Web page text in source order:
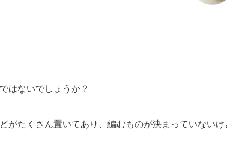
はないでしょうか？
がたくさん置いてあり、編むものが決まっていないけ